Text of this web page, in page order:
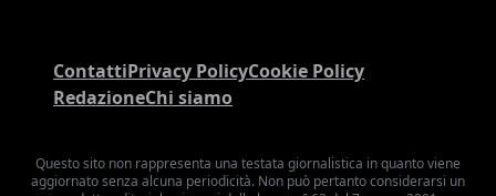
ContattiPrivacy PolicyCookie Policy
RedazioneChi siamo
Questo sito non rappresenta una testata giornalistica in quanto viene
aggiornato senza alcuna periodicità. Non può pertanto considerarsi un